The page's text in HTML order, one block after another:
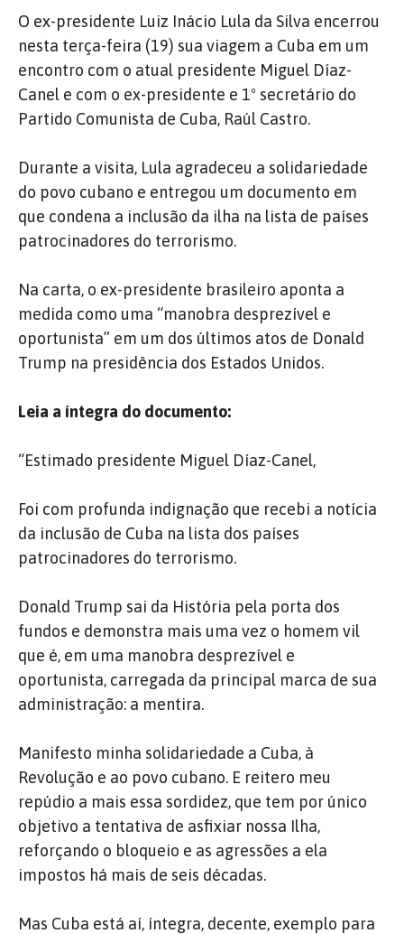
O ex-presidente Luiz Inácio Lula da Silva encerrou
nesta terça-feira (19) sua viagem a Cuba em um
encontro com o atual presidente Miguel Díaz-
Canel e com o ex-presidente e 1º secretário do
Partido Comunista de Cuba, Raúl Castro.
Durante a visita, Lula agradeceu a solidariedade
do povo cubano e entregou um documento em
que condena a inclusão da ilha na lista de países
patrocinadores do terrorismo.
Na carta, o ex-presidente brasileiro aponta a
medida como uma “manobra desprezível e
oportunista” em um dos últimos atos de Donald
Trump na presidência dos Estados Unidos.
Leia a íntegra do documento:
“Estimado presidente Miguel Díaz-Canel,
Foi com profunda indignação que recebi a notícia
da inclusão de Cuba na lista dos países
patrocinadores do terrorismo.
Donald Trump sai da História pela porta dos
fundos e demonstra mais uma vez o homem vil
que é, em uma manobra desprezível e
oportunista, carregada da principal marca de sua
administração: a mentira.
Manifesto minha solidariedade a Cuba, à
Revolução e ao povo cubano. E reitero meu
repúdio a mais essa sordidez, que tem por único
objetivo a tentativa de asfixiar nossa Ilha,
reforçando o bloqueio e as agressões a ela
impostos há mais de seis décadas.
Mas Cuba está aí, íntegra, decente, exemplo para